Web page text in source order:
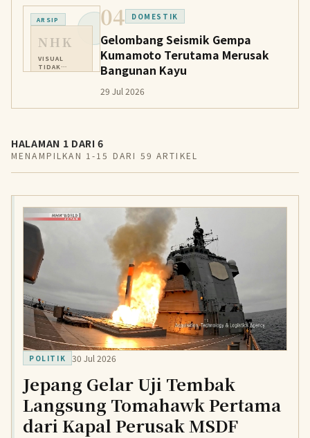
ARSIP
NHK
VISUAL
TIDAK
TERSEDIA
04 DOMESTIK
Gelombang Seismik Gempa
Kumamoto Terutama Merusak
Bangunan Kayu
29 Jul 2026
HALAMAN 1 DARI 6
MENAMPILKAN 1-15 DARI 59 ARTIKEL
POLITIK 30 Jul 2026
Jepang Gelar Uji Tembak
Langsung Tomahawk Pertama
dari Kapal Perusak MSDF